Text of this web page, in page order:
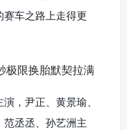
车之路上走得更
， 尹正、 黄景瑜、
范丞丞、 孙艺洲 主